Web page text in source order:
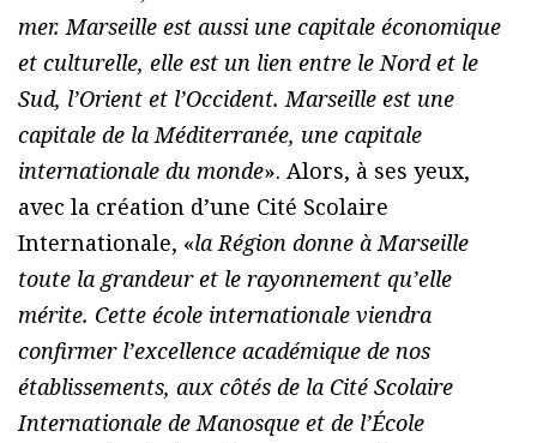
mer. Marseille est aussi une capitale économique
et culturelle, elle est un lien entre le Nord et le
Sud, l’Orient et l’Occident. Marseille est une
capitale de la Méditerranée, une capitale
internationale du monde». Alors, à ses yeux,
avec la création d’une Cité Scolaire
Internationale, «la Région donne à Marseille
toute la grandeur et le rayonnement qu’elle
mérite. Cette école internationale viendra
confirmer l’excellence académique de nos
établissements, aux côtés de la Cité Scolaire
Internationale de Manosque et de l’École